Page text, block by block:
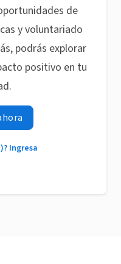
de
y voluntariado
podrás explorar
positivo en tu
Ingresa